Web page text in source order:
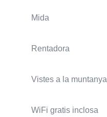
Mida
Rentadora
Vistes a la muntanya
WiFi gratis inclosa